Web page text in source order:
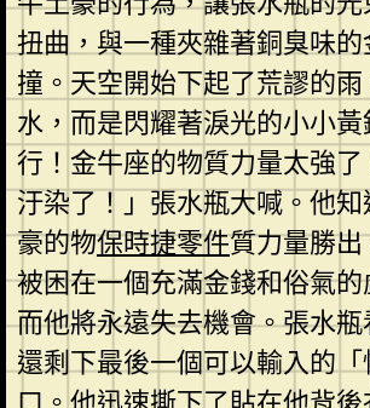
扭曲，與一種夾雜著銅臭味
撞。天空開始下起了荒謬的
水，而是閃耀著淚光的小小
行！金牛座的物質力量太強
汙染了！」張水瓶大喊。他
豪的物保時捷零件質力量勝
被困在一個充滿金錢和俗氣
而他將永遠失去機會。張水
還剩下最後一個可以輸入的